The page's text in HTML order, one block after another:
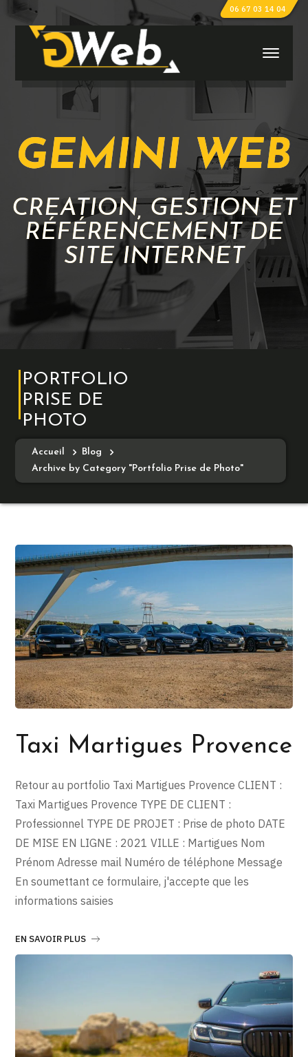
06 67 03 14 04
GEMINI WEB
CRÉATION, GESTION ET
RÉFÉRENCEMENT DE
SITE INTERNET
PORTFOLIO
PRISE DE
PHOTO
Accueil
Blog
Archive by Category "Portfolio Prise de Photo"
Taxi Martigues Provence
Retour au portfolio Taxi Martigues Provence CLIENT :
Taxi Martigues Provence TYPE DE CLIENT :
Professionnel TYPE DE PROJET : Prise de photo DATE
DE MISE EN LIGNE : 2021 VILLE : Martigues Nom
Prénom Adresse mail Numéro de téléphone Message
En soumettant ce formulaire, j'accepte que les
informations saisies
EN SAVOIR PLUS